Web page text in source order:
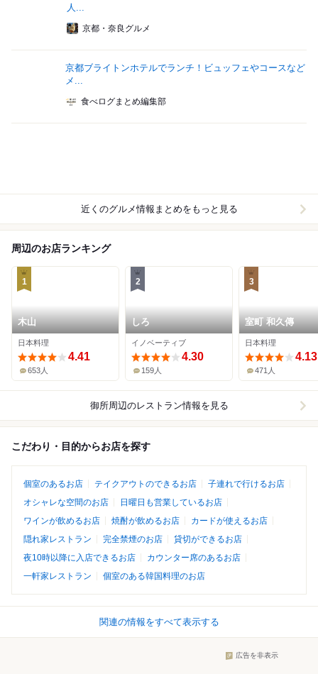
人...
京都・奈良グルメ
京都ブライトンホテルでランチ！ビュッフェやコースなど
メ...
食べログまとめ編集部
近くのグルメ情報まとめをもっと見る
周辺のお店ランキング
1
木山
日本料理
4.41
653人
2
しろ
イノベーティブ
4.30
159人
3
室町 和久傳
日本料理
4.13
471人
御所周辺のレストラン情報を見る
こだわり・目的からお店を探す
個室のあるお店 テイクアウトのできるお店
子連れで行けるお店
オシャレな空間のお店
日曜日も営業しているお店
ワインが飲めるお店
焼酎が飲めるお店
カードが使えるお店
隠れ家レストラン
完全禁煙のお店
貸切ができるお店
夜10時以降に入店できるお店
カウンター席のあるお店
一軒家レストラン
個室のある韓国料理のお店
関連の情報をすべて表示する
広告を非表示